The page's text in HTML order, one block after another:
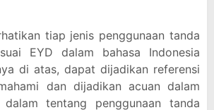
tiap jenis penggunaan tanda
EYD dalam bahasa Indonesia
di atas, dapat dijadikan referensi
dan dijadikan acuan dalam
tentang penggunaan tanda